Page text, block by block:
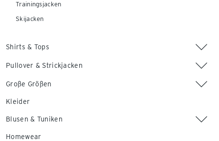
Trainingsjacken
Skijacken
Shirts & Tops
Pullover & Strickjacken
Große Größen
Kleider
Blusen & Tuniken
Homewear